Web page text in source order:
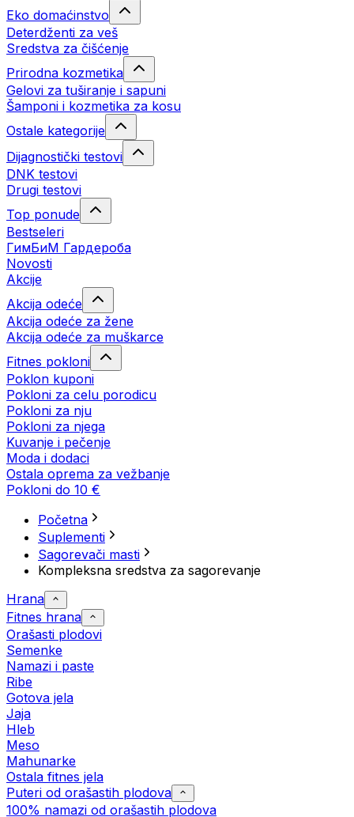
Eko domaćinstvo
Deterdženti za veš
Sredstva za čišćenje
Prirodna kozmetika
Gelovi za tuširanje i sapuni
Šamponi i kozmetika za kosu
Ostale kategorije
Dijagnostički testovi
DNK testovi
Drugi testovi
Top ponude
Bestseleri
ГимБиМ Гардeробa
Novosti
Akcije
Akcija odeće
Akcija odeće za žene
Akcija odeće za muškarce
Fitnes pokloni
Poklon kuponi
Pokloni za celu porodicu
Pokloni za nju
Pokloni za njega
Kuvanje i pečenje
Moda i dodaci
Ostala oprema za vežbanje
Pokloni do 10 €
Početna
Suplementi
Sagorevači masti
Kompleksna sredstva za sagorevanje
Hrana
Fitnes hrana
Orašasti plodovi
Semenke
Namazi i paste
Ribe
Gotova jela
Јаја
Hleb
Meso
Mahunarke
Ostala fitnes jela
Puteri od orašastih plodova
100% namazi od orašastih plodova